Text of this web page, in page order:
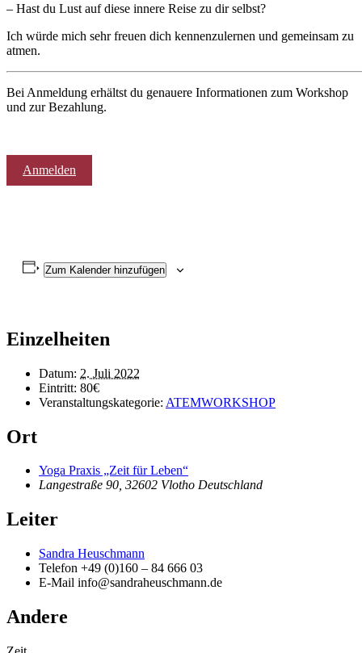
– Hast du Lust auf diese innere Reise zu dir selbst?
Ich würde mich sehr freuen dich kennenzulernen und gemeinsam zu
atmen.
Bei Anmeldung erhältst du genauere Informationen zum Workshop
und zur Bezahlung.
Anmelden
Zum Kalender hinzufügen
Einzelheiten
Datum: 2. Juli 2022
Eintritt: 80€
Veranstaltungskategorie: ATEMWORKSHOP
Ort
Yoga Praxis „Zeit für Leben“
Langestraße 90, 32602 Vlotho Deutschland
Leiter
Sandra Heuschmann
Telefon +49 (0)160 – 84 666 03
E-Mail info@sandraheuschmann.de
Andere